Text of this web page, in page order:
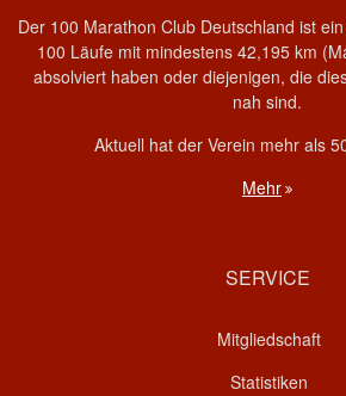
Der 100 Marathon Club Deutschland ist
100 Läufe mit mindestens 42,195 km
absolviert haben oder diejenigen, die
nah sind.
Aktuell hat der Verein mehr als
Mehr
SERVICE
Mitgliedschaft
Statistiken